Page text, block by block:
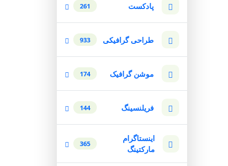
پادکست 261
طراحی گرافیکی 933
موشن گرافیک 174
فریلنسینگ 144
اینستاگرام
مارکتینگ
365